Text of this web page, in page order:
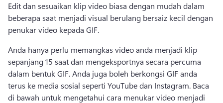
Edit dan sesuaikan klip video biasa dengan mudah dalam
beberapa saat menjadi visual berulang bersaiz kecil dengan
penukar video kepada GIF.
Anda hanya perlu memangkas video anda menjadi klip
sepanjang 15 saat dan mengeksportnya secara percuma
dalam bentuk GIF. Anda juga boleh berkongsi GIF anda
terus ke media sosial seperti YouTube dan Instagram. Baca
di bawah untuk mengetahui cara menukar video menjadi